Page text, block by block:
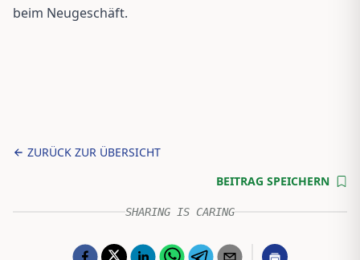
beim Neugeschäft.
ZURÜCK ZUR ÜBERSICHT
BEITRAG SPEICHERN
SHARING IS CARING